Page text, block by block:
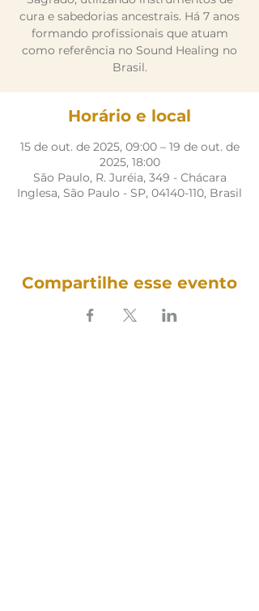
cura e sabedorias ancestrais. Há 7 anos
formando profissionais que atuam
como referência no Sound Healing no
Brasil.
Horário e local
15 de out. de 2025, 09:00 – 19 de out. de
2025, 18:00
São Paulo, R. Juréia, 349 - Chácara
Inglesa, São Paulo - SP, 04140-110, Brasil
Compartilhe esse evento